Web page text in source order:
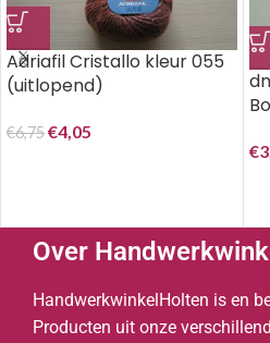
Adriafil Cristallo kleur 055
(uitlopend)
€6,75€4,05
€
Over
HandwerkwinkelHolten is en
Producten uit onze